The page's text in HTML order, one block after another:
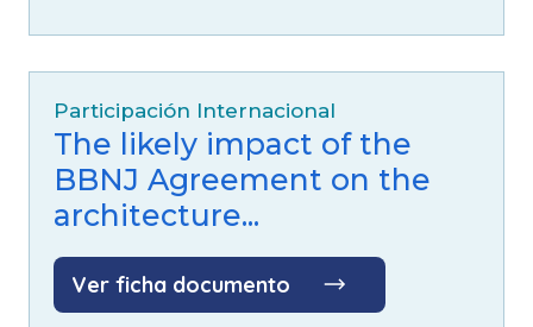
Participación Internacional
The likely impact of the
BBNJ Agreement on the
architecture...
Ver ficha documento